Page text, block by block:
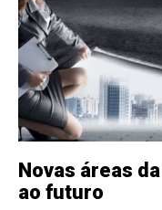
Novas áreas
ao futuro